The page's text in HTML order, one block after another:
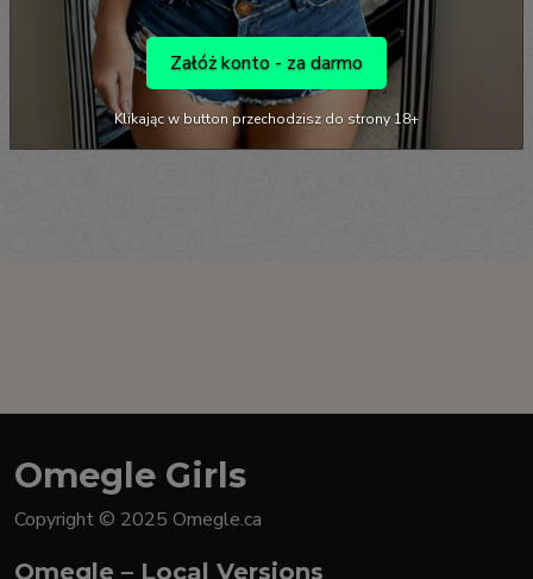
Załóż konto - za darmo
Klikając w button przechodzisz do strony 18+
Omegle Girls
Copyright © 2025 Omegle.ca
Omegle – Local Versions